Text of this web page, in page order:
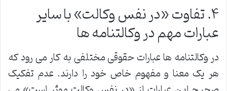
۴. تفاوت «در نفس وکالت» با سایر
عبارات مهم در وکالتنامه ها
در وکالتنامه ها عبارات حقوقی مختلفی به کار می رود که
هر یک معنا و مفهوم خاص خود را دارند. عدم تفکیک